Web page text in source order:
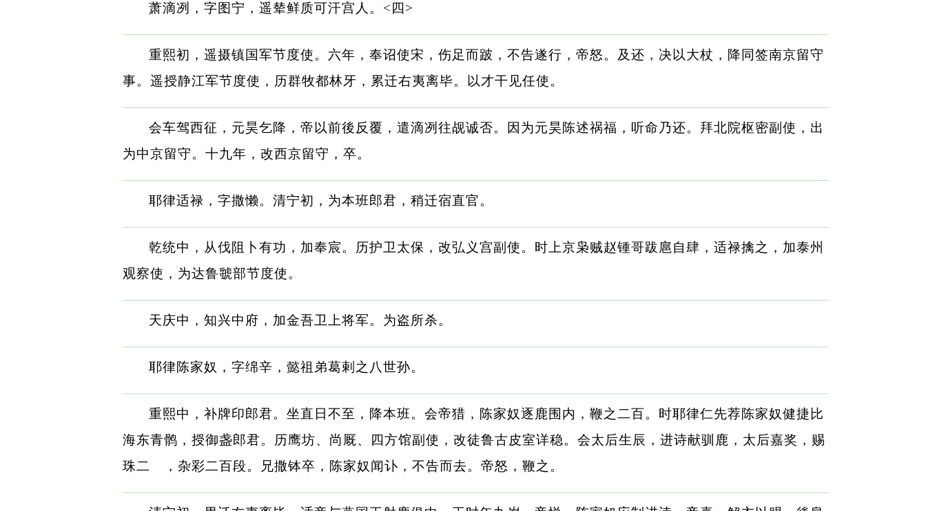
萧滴冽，字图宁，遥辇鲜质可汗宫人。<四>
重熙初，遥摄镇国军节度使。六年，奉诏使宋，伤足而跛，不告遂行，帝怒。及还，决以大杖，降同签南京留守
事。遥授静江军节度使，历群牧都林牙，累迁右夷离毕。以才干见任使。
会车驾西征，元昊乞降，帝以前後反覆，遣滴冽往觇诚否。因为元昊陈述祸福，听命乃还。拜北院枢密副使，出
为中京留守。十九年，改西京留守，卒。
耶律适禄，字撒懒。清宁初，为本班郎君，稍迁宿直官。
乾统中，从伐阻卜有功，加奉宸。历护卫太保，改弘义宫副使。时上京枭贼赵锺哥跋扈自肆，适禄擒之，加泰州
观察使，为达鲁虢部节度使。
天庆中，知兴中府，加金吾卫上将军。为盗所杀。
耶律陈家奴，字绵辛，懿祖弟葛剌之八世孙。
重熙中，补牌印郎君。坐直日不至，降本班。会帝猎，陈家奴逐鹿围内，鞭之二百。时耶律仁先荐陈家奴健捷比
海东青鹘，授御盏郎君。历鹰坊、尚厩、四方馆副使，改徒鲁古皮室详稳。会太后生辰，进诗献驯鹿，太后嘉奖，赐
珠二 ，杂彩二百段。兄撒钵卒，陈家奴闻讣，不告而去。帝怒，鞭之。